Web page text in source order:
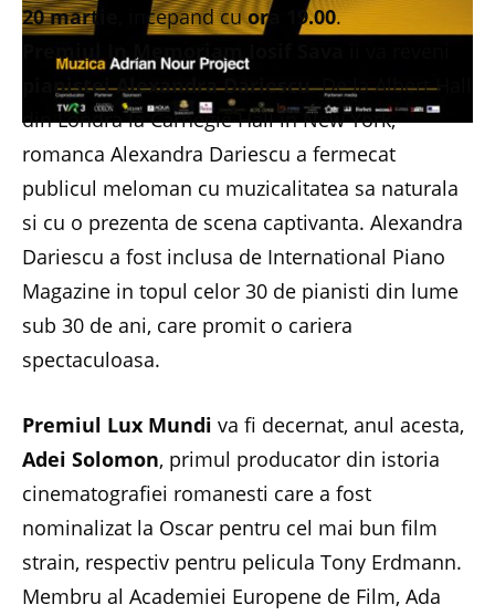
20 martie
, incepand cuora 19.00.
Premiul In Memoriam Iosif Sava
pianistei Alexandra Dariescu. De la Albert Hall
din Londra la Carnegie Hall in New York,
romanca Alexandra Dariescu a fermecat
publicul meloman cu muzicalitatea sa naturala
si cu o prezenta de scena captivanta. Alexandra
Dariescu a fost inclusa de International Piano
Magazine in topul celor 30 de pianisti din lume
sub 30 de ani, care promit o cariera
spectaculoasa.
Premiul Lux Mundi va fi decernat, anul acesta,
Adei Solomon, primul producator din istoria
cinematografiei romanesti care a fost
nominalizat la Oscar pentru cel mai bun film
strain, respectiv pentru pelicula Tony Erdmann.
Membru al Academiei Europene de Film, Ada